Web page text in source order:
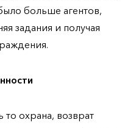
больше агентов,
задания и получая
то охрана, возврат